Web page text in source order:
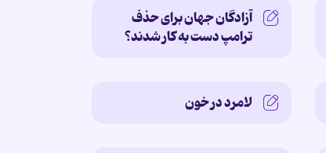
آزادگان جهان برای حذف
ترامپ دست به کار شدند؟
لامرد در خون